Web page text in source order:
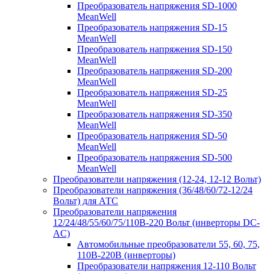
Преобразователь напряжения SD-1000
MeanWell
Преобразователь напряжения SD-15
MeanWell
Преобразователь напряжения SD-150
MeanWell
Преобразователь напряжения SD-200
MeanWell
Преобразователь напряжения SD-25
MeanWell
Преобразователь напряжения SD-350
MeanWell
Преобразователь напряжения SD-50
MeanWell
Преобразователь напряжения SD-500
MeanWell
Преобразователи напряжения (12-24, 12-12 Вольт)
Преобразователи напряжения (36/48/60/72-12/24
Вольт) для АТС
Преобразователи напряжения
12/24/48/55/60/75/110В-220 Вольт (инверторы DC-
AC)
Автомобильные преобразователи 55, 60, 75,
110В-220В (инверторы)
Преобразователи напряжения 12-110 Вольт